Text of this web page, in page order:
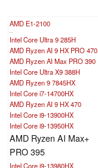
AMD E1-2100
Intel Core Ultra 9 285H
AMD Ryzen AI 9 HX PRO 470
AMD Ryzen AI Max PRO 390
Intel Core Ultra X9 388H
AMD Ryzen 9 7845HX
Intel Core i7-14700HX
AMD Ryzen AI 9 HX 470
Intel Core i9-13900HX
Intel Core i9-13950HX
AMD Ryzen AI Max+
PRO 395
Intel Core i9-13980HX